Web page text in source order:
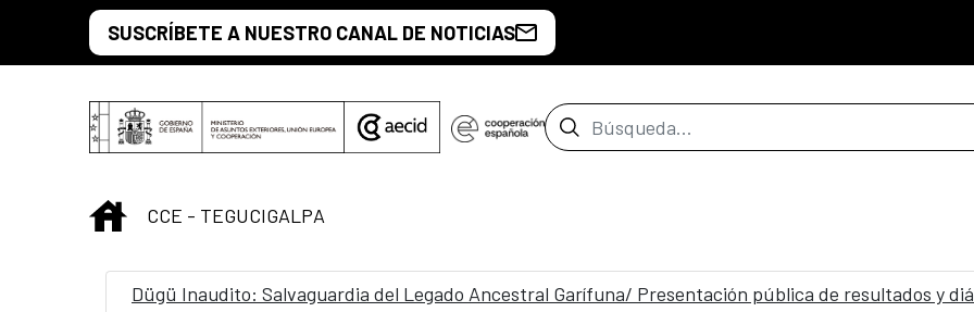
Saltar al contenido principal
SUSCRÍBETE A NUESTRO CANAL DE NOTICIAS
Barra de búsqueda
INICIO
CCE - TEGUCIGALPA
Dügü Inaudito: Salvaguardia del Legado Ancestral Garífuna/ Presentación pública de resultados y